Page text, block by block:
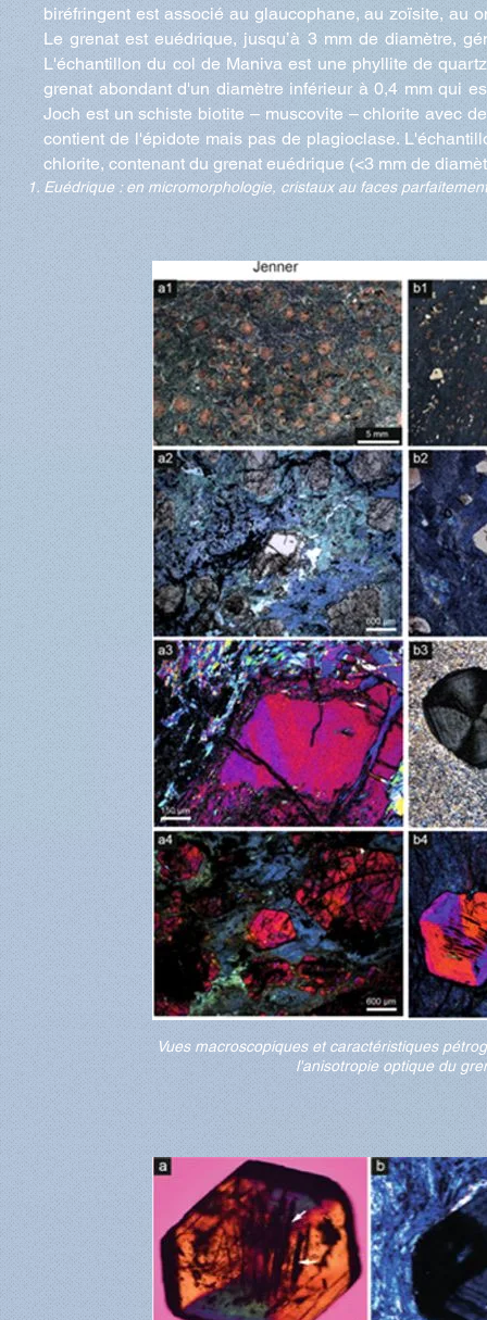
biréfringent est associé au glaucophane, au zoïsite, au
Le grenat est euédrique, jusqu’à 3 mm de diamètre,
L'échantillon du col de Maniva est une phyllite de
grenat abondant d'un diamètre inférieur à 0,4 mm qui
Joch est un schiste biotite – muscovite – chlorite avec
contient de l'épidote mais pas de plagioclase.
chlorite, contenant du grenat euédrique (<3 mm de
Euédrique : en micromorphologie, cristaux au faces
Vues macroscopiques et caractéristiques
l'anisotropie optique du